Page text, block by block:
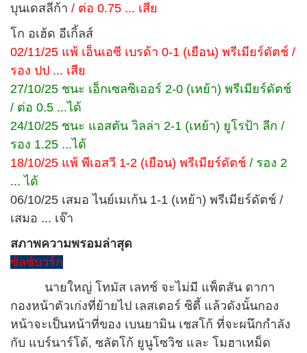
บุนเดสลีก้า / ต่อ 0.75 ... เสีย
โก อเฮ้ด อีเกิ้ลส์
02/11/25 แพ้ เอ็นเอซี เบรด้า 0-1 (เยือน) พรีเมียร์ดัตช์ /
รอง ปป ... เสีย
27/10/25 ชนะ เอ็กเซลซิเออร์ 2-0 (เหย้า) พรีเมียร์ดัตช์
/ ต่อ 0.5 ...ได้
24/10/25 ชนะ แอสตัน วิลล่า 2-1 (เหย้า) ยูโรป้า ลีก /
รอง 1.25 ...ได้
18/10/25 แพ้ พีเอสวี 1-2 (เยือน) พรีเมียร์ดัตช์ / รอง 2
... ได้
06/10/25 เสมอ ไนย์เมเก้น 1-1 (เหย้า) พรีเมียร์ดัตช์ /
เสมอ ... เจ๊า
สภาพความพรอมล่าสุด
ซัลซ์บวร์ก
นายใหญ่ โทมัส เลทช์ จะไม่มี แพ็ตสัน ดากา
กองหน้าตัวเก่งที่ย้ายไป เลสเตอร์ ซิตี้ แล้วดังนั้นกอง
หน้าจะเป็นหน้าที่ของ เบนยามิน เชสโก้ ที่จะผนึกกำลัง
กับ แบร์นาร์โด้, ซลัตโก้ ยูนูโซวิช และ โมฮาเหม็ด